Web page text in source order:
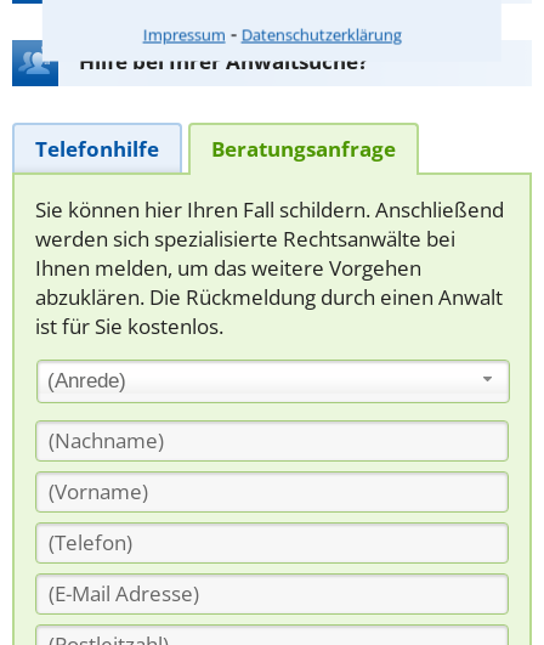
Impressum ⁃ Datenschutzerklärung
Hilfe bei Ihrer Anwaltsuche?
Telefonhilfe Beratungsanfrage
Sie können hier Ihren Fall schildern. Anschließend
werden sich spezialisierte Rechtsanwälte bei
Ihnen melden, um das weitere Vorgehen
abzuklären. Die Rückmeldung durch einen Anwalt
ist für Sie kostenlos.
(Anrede)